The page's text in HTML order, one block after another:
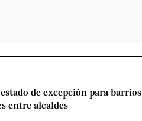
de excepción para barrios
entre alcaldes